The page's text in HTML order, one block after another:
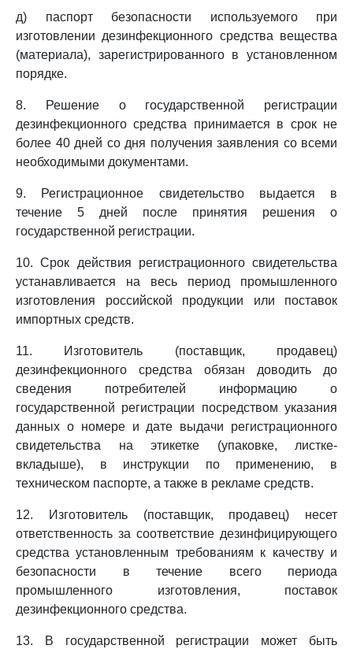
д) паспорт безопасности используемого при
изготовлении дезинфекционного средства вещества
(материала), зарегистрированного в установленном
порядке.
8. Решение о государственной регистрации
дезинфекционного средства принимается в срок не
более 40 дней со дня получения заявления со всеми
необходимыми документами.
9. Регистрационное свидетельство выдается в
течение 5 дней после принятия решения о
государственной регистрации.
10. Срок действия регистрационного свидетельства
устанавливается на весь период промышленного
изготовления российской продукции или поставок
импортных средств.
11. Изготовитель (поставщик, продавец)
дезинфекционного средства обязан доводить до
сведения потребителей информацию о
государственной регистрации посредством указания
данных о номере и дате выдачи регистрационного
свидетельства на этикетке (упаковке, листке-
вкладыше), в инструкции по применению, в
техническом паспорте, а также в рекламе средств.
12. Изготовитель (поставщик, продавец) несет
ответственность за соответствие дезинфицирующего
средства установленным требованиям к качеству и
безопасности в течение всего периода
промышленного изготовления, поставок
дезинфекционного средства.
13. В государственной регистрации может быть